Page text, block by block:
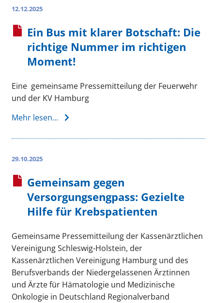
12.12.2025
Ein Bus mit klarer Botschaft: Die
richtige Nummer im richtigen
Moment!
Eine gemeinsame Pressemitteilung der Feuerwehr
und der KV Hamburg
Mehr lesen...
29.10.2025
Gemeinsam gegen
Versorgungsengpass: Gezielte
Hilfe für Krebspatienten
Gemeinsame Pressemitteilung der Kassenärztlichen
Vereinigung Schleswig-Holstein, der
Kassenärztlichen Vereinigung Hamburg und des
Berufsverbands der Niedergelassenen Ärztinnen
und Ärzte für Hämatologie und Medizinische
Onkologie in Deutschland Regionalverband